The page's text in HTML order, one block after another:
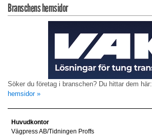
Branschens hemsidor
Söker du företag i branschen? Du hittar dem här:
hemsidor »
Huvudkontor
Vägpress AB/Tidningen Proffs